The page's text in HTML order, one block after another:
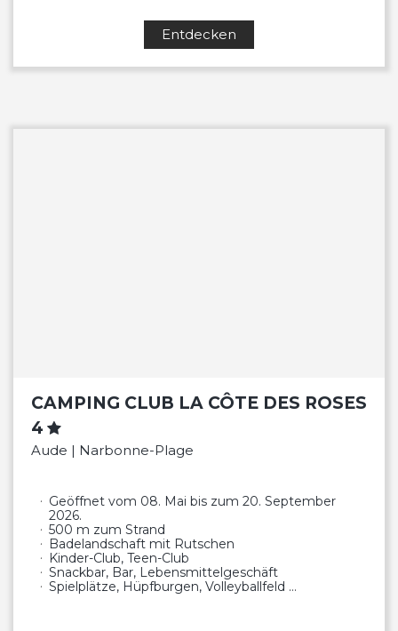
Entdecken
CAMPING CLUB LA CÔTE DES ROSES
4
Aude | Narbonne-Plage
Geöffnet vom 08. Mai bis zum 20. September
2026.
500 m zum Strand
Badelandschaft mit Rutschen
Kinder-Club, Teen-Club
Snackbar, Bar, Lebensmittelgeschäft
Spielplätze, Hüpfburgen, Volleyballfeld …